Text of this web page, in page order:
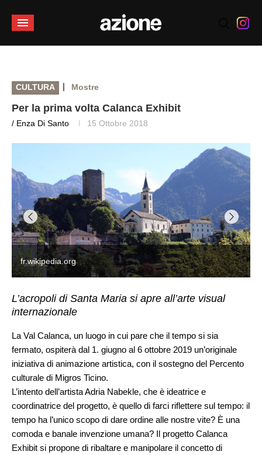
CULTURA | Mostre
Per la prima volta Calanca Exhibit
/ Enza Di Santo 15 Ottobre 2018
fr.wikipedia.org
L’acropoli di Santa Maria si apre all’arte visual
internazionale
La Val Calanca, un luogo in cui pare che il tempo si sia
fermato, ospiterà dal 1. giugno al 6 ottobre 2019 un’originale
iniziativa di animazione artistica, con il sostegno del Percento
culturale di Migros Ticino.
L’intento dell’artista Adria Nabekle, che è ideatrice e
coordinatrice del progetto, è quello di farci riflettere sul tempo: il
tempo ha l’unico scopo di dare ordine alle nostre vite? È una
comoda e banale invenzione umana? Il progetto Calanca
Exhibit si propone di ribaltare e manipolare il concetto di